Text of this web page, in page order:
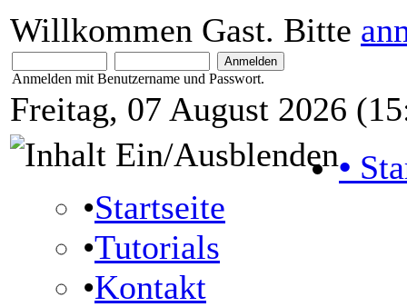
Willkommen Gast. Bitte
Anmelden mit Benutzername und Passwort.
Freitag, 07 August 2026
•
•Startseite
•Tutorials
•Kontakt